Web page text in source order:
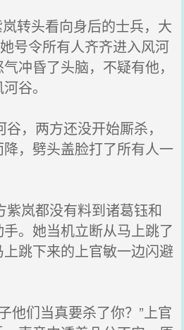
转头看向身后的士兵，大
号令所有人齐齐进入风河
冲昏了头脑，不疑有他，
谷。
，两方还没开始厮杀，
，劈头盖脸打了所有人一
岚都没有料到诸葛钰和
。她当机立断从马上跳了
跳下来的上官敏一边闪避
他们当真要杀了你？”上官